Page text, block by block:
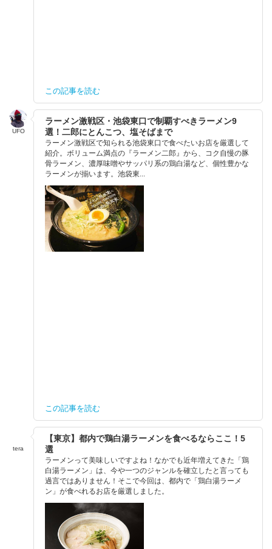
この記事を読む
UFO
ラーメン激戦区・池袋東口で制覇すべきラーメン9
選！二郎にとんこつ、塩そばまで
ラーメン激戦区で知られる池袋東口で食べたいお店を厳選して
紹介。ボリューム満点の『ラーメン二郎』から、コク自慢の豚
骨ラーメン、濃厚味噌やサッパリ系の鶏白湯など、個性豊かな
ラーメンが揃います。池袋東...
この記事を読む
tera
【東京】都内で鶏白湯ラーメンを食べるならここ！5
選
ラーメンって美味しいですよね！なかでも近年増えてきた「鶏
白湯ラーメン」は、今や一つのジャンルを確立したと言っても
過言ではありません！そこで今回は、都内で「鶏白湯ラーメ
ン」が食べれるお店を厳選しました。